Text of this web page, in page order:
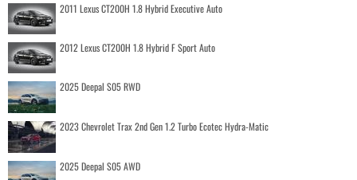
2011 Lexus CT200H 1.8 Hybrid Executive Auto
2012 Lexus CT200H 1.8 Hybrid F Sport Auto
2025 Deepal S05 RWD
2023 Chevrolet Trax 2nd Gen 1.2 Turbo Ecotec Hydra-Matic
2025 Deepal S05 AWD